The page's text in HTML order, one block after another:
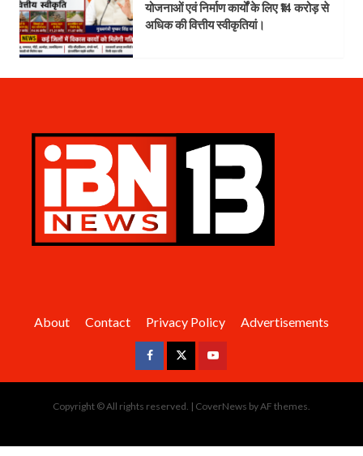
योजनाओं एवं निर्माण कार्यों के लिए ₹14 करोड़ से
अधिक की वित्तीय स्वीकृतियां।
About Contact Privacy Policy Advertisements
FacebookTwitterYoutube
Copyright © All rights reserved. | CoverNews by AF themes.